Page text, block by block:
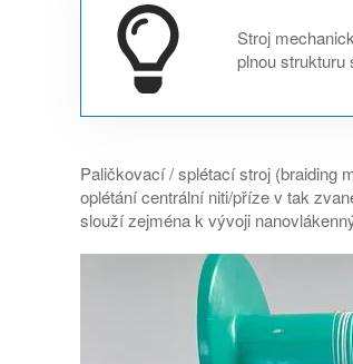
Stroj
plnou strukturu
Paličkovací / splétací stroj (braiding
oplétání centrální niti/příze v tak
slouží zejména k vývoji